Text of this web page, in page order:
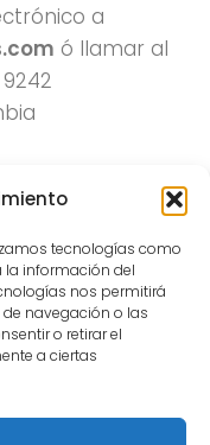
tecnologías como
la información del
nos permitirá
navegación o las
o retirar el
a ciertas
a
ó llamar al
2022.